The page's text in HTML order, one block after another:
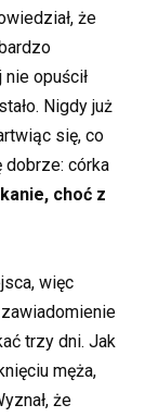
że
opuścił
Nigdy już
się, co
dobrze: córka
choć z
więc
zawiadomienie
trzy dni. Jak
męża,
że